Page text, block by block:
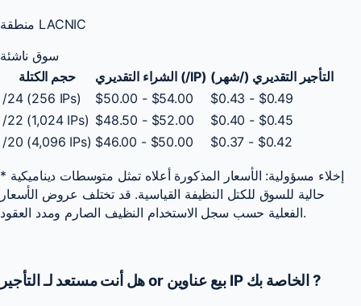
منطقة LACNIC
سوق ناشئة
حجم الكتلة
الشراء التقديري (/IP) التأجير التقديري (/شهر)
/24 (256 IPs)
$50.00 - $54.00
$0.43 - $0.49
/22 (1,024 IPs) $48.50 - $52.00
$0.40 - $0.45
/20 (4,096 IPs) $46.00 - $50.00 $0.37 - $0.42
* إخلاء مسؤولية: الأسعار المذكورة أعلاه تمثل متوسطات ديناميكية
حالية للسوق للكتل النظيفة القياسية. قد تختلف عروض الأسعار
الفعلية حسب سجل الاستخدام النظيف الصارم ومدد العقود.
هل أنت مستعد لـ التأجير or بيع عناوين IP الخاصة بك ?